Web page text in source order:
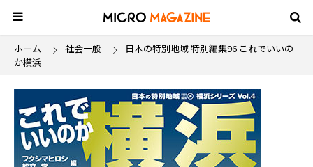
ホーム 社会一般
日本の特別地域 特別編集96 これでいいの
か横浜